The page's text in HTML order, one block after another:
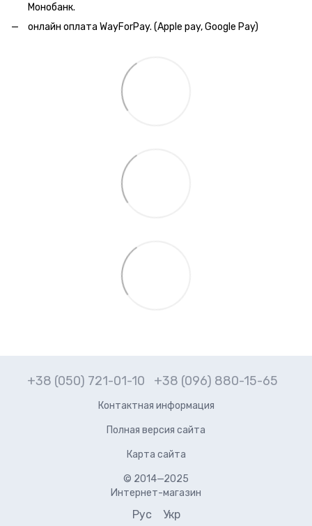
Монобанк.
онлайн оплата WayForPay. (Apple pay, Google Pay)
+38 (050) 721-01-10 +38 (096) 880-15-65
Контактная информация
Полная версия сайта
Карта сайта
© 2014—2025
Интернет-магазин
Рус Укр